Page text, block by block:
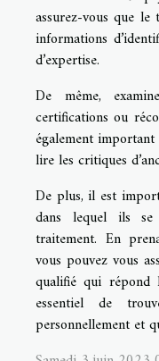
assurez-vous que le
informations
d’expertise.
De même,
certifications ou
également
lire les critiques
De plus, il est
dans lequel ils
traitement. En
vous pouvez vous
qualifié qui répond
essentiel de
personnellement et